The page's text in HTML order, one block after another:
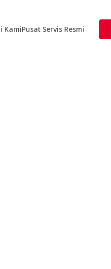
KamiPusat Servis Resmi